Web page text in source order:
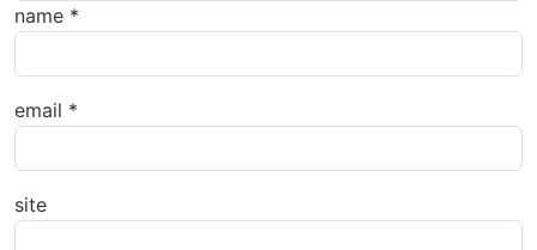
name *
email *
site